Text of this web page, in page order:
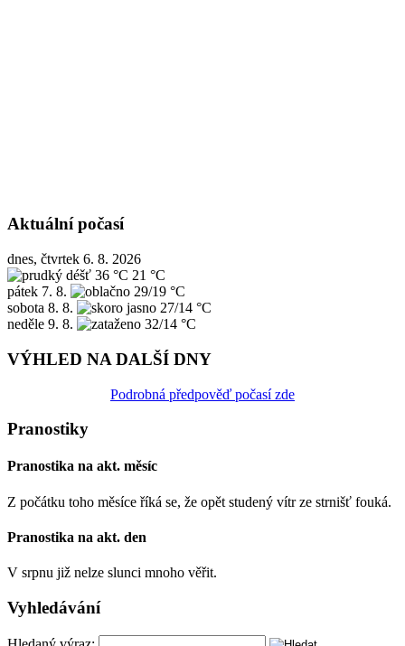
Aktuální počasí
dnes, čtvrtek 6. 8. 2026
36 °C 21 °C
pátek 7. 8.
29/19 °C
sobota 8. 8.
27/14 °C
neděle 9. 8. 32/14 °C
VÝHLED NA DALŠÍ DNY
Podrobná předpověď počasí zde
Pranostiky
Pranostika na akt. měsíc
Z počátku toho měsíce říká se, že opět studený vítr ze strnišť fouká.
Pranostika na akt. den
V srpnu již nelze slunci mnoho věřit.
Vyhledávání